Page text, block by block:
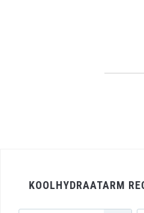
KOOLHYDRAATARM